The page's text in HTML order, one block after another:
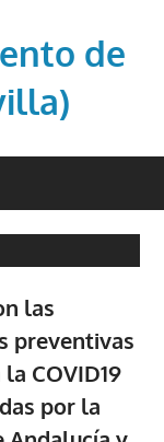
de
las
preventivas
COVID19
por la